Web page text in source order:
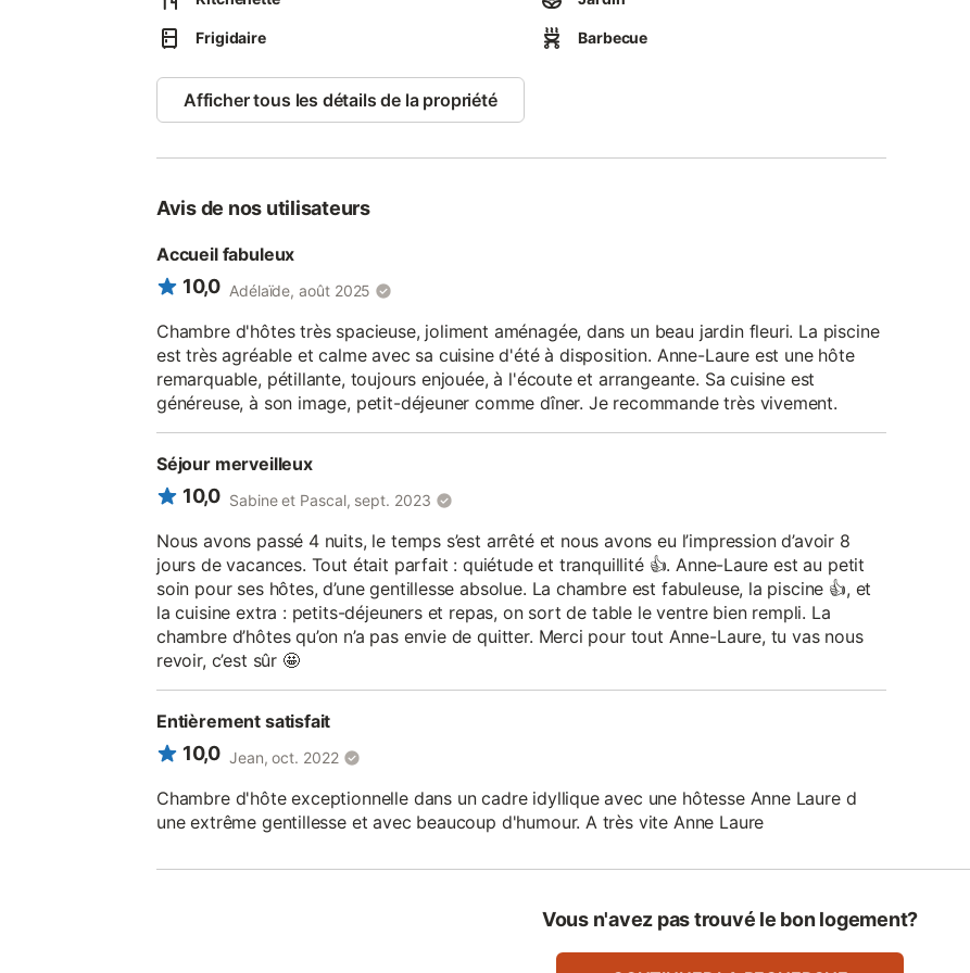
Patrimoine • Château de Duras et sa chocolaterie artisanale, avec dégustations de vins. • Mas
d’Agenais : son église et le célèbre Rembrandt. • Villages classés parmi les plus beaux de France La
suite Arôme dispose également d'une table de massage mise à disposition gratuitement.
Frigidaire Barbecue
Afficher tous les détails de la propriété
Avis de nos utilisateurs
Accueil fabuleux
10,0 Adélaïde, août 2025
Chambre d'hôtes très spacieuse, joliment aménagée, dans un beau jardin fleuri. La piscine
est très agréable et calme avec sa cuisine d'été à disposition. Anne-Laure est une hôte
remarquable, pétillante, toujours enjouée, à l'écoute et arrangeante. Sa cuisine est
généreuse, à son image, petit-déjeuner comme dîner. Je recommande très vivement.
Séjour merveilleux
10,0 Sabine et Pascal, sept. 2023
Nous avons passé 4 nuits, le temps s’est arrêté et nous avons eu l’impression d’avoir 8
jours de vacances. Tout était parfait : quiétude et tranquillité 👍. Anne-Laure est au petit
soin pour ses hôtes, d’une gentillesse absolue. La chambre est fabuleuse, la piscine 👍, et
la cuisine extra : petits-déjeuners et repas, on sort de table le ventre bien rempli. La
chambre d’hôtes qu’on n’a pas envie de quitter. Merci pour tout Anne-Laure, tu vas nous
revoir, c’est sûr 🤩
Entièrement satisfait
10,0 Jean, oct. 2022
Chambre d'hôte exceptionnelle dans un cadre idyllique avec une hôtesse Anne Laure d
une extrême gentillesse et avec beaucoup d'humour. A très vite Anne Laure
Vous n'avez pas trouvé le bon logement?